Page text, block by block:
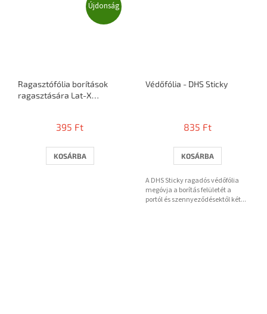
Újdonság
Ragasztófólia borítások
ragasztására Lat-X
395 Ft
KOSÁRBA
Védőfólia - DHS Sticky
835 Ft
KOSÁRBA
A DHS Sticky ragadós védőfólia
megóvja a borítás felületét a
portól és szennyeződésektől két...